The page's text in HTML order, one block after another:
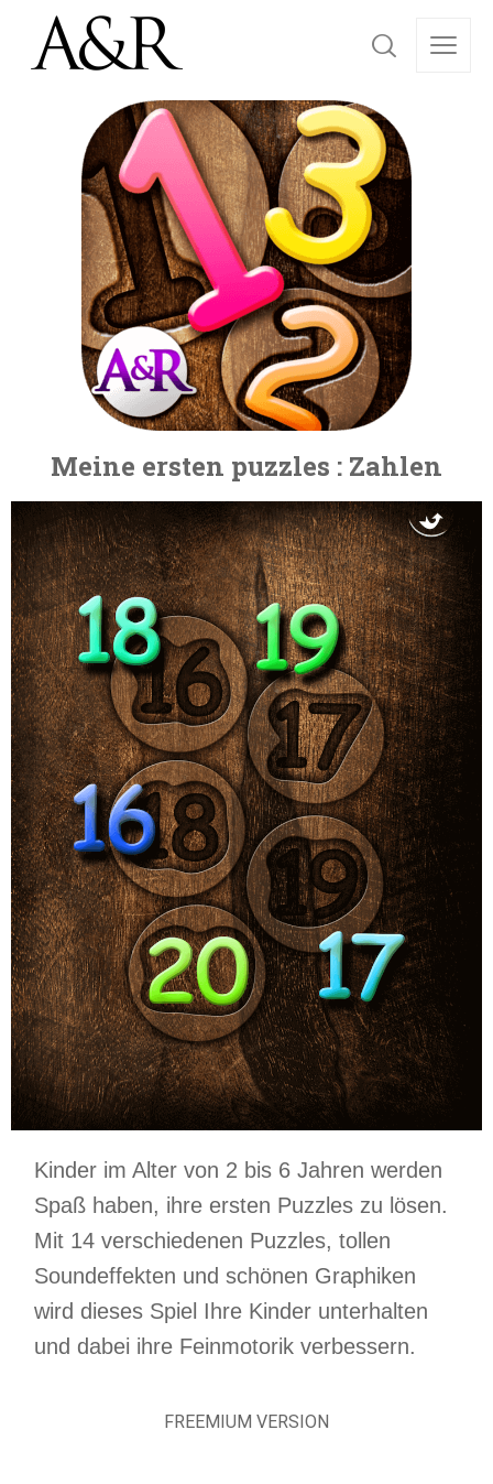
Meine ersten puzzles : Zahlen
Kinder im Alter von 2 bis 6 Jahren werden
Spaß haben, ihre ersten Puzzles zu lösen.
Mit 14 verschiedenen Puzzles, tollen
Soundeffekten und schönen Graphiken
wird dieses Spiel Ihre Kinder unterhalten
und dabei ihre Feinmotorik verbessern.
FREEMIUM VERSION